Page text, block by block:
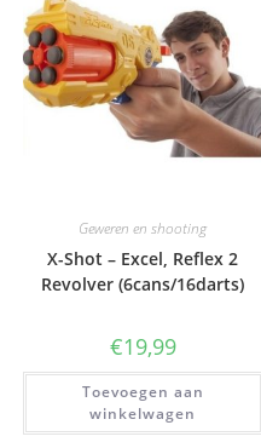
Geweren en shooting
X-Shot – Excel, Reflex 2
Revolver (6cans/16darts)
€19,99
Toevoegen aan
winkelwagen